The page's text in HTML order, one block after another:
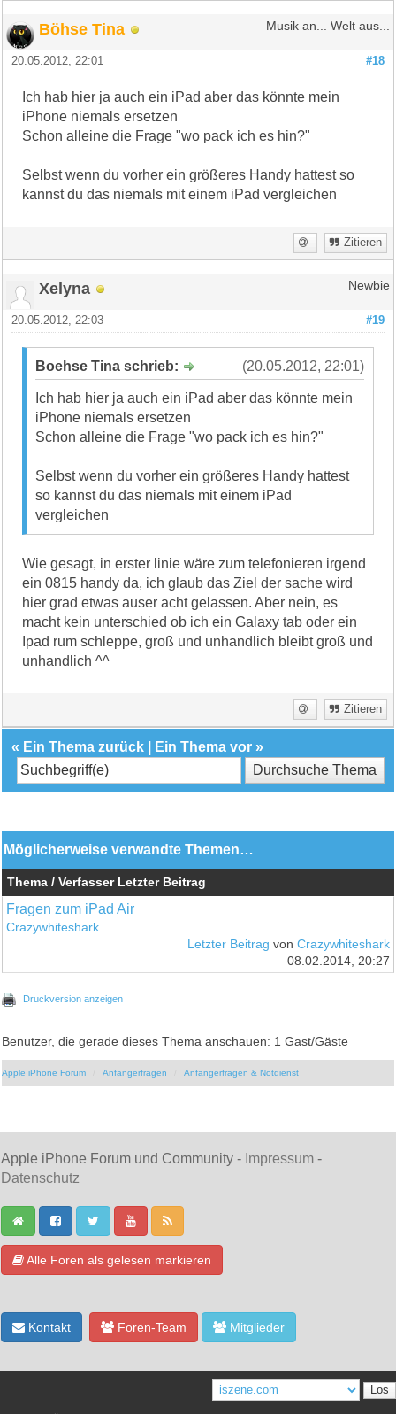
Böhse Tina Musik an... Welt aus...
#18
20.05.2012, 22:01
Ich hab hier ja auch ein iPad aber das könnte mein
iPhone niemals ersetzen
Schon alleine die Frage "wo pack ich es hin?"
Selbst wenn du vorher ein größeres Handy hattest so
kannst du das niemals mit einem iPad vergleichen
Zitieren
Xelyna Newbie
#19
20.05.2012, 22:03
(20.05.2012, 22:01)
Boehse Tina schrieb:
Ich hab hier ja auch ein iPad aber das könnte mein
iPhone niemals ersetzen
Schon alleine die Frage "wo pack ich es hin?"
Selbst wenn du vorher ein größeres Handy hattest
so kannst du das niemals mit einem iPad
vergleichen
Wie gesagt, in erster linie wäre zum telefonieren irgend
ein 0815 handy da, ich glaub das Ziel der sache wird
hier grad etwas auser acht gelassen. Aber nein, es
macht kein unterschied ob ich ein Galaxy tab oder ein
Ipad rum schleppe, groß und unhandlich bleibt groß und
unhandlich ^^
Zitieren
« Ein Thema zurück Ein Thema vor »
Möglicherweise verwandte Themen…
Thema / Verfasser Letzter Beitrag
Fragen zum iPad Air
Crazywhiteshark
Letzter Beitrag von Crazywhiteshark
08.02.2014, 20:27
Druckversion anzeigen
Benutzer, die gerade dieses Thema anschauen: 1 Gast/Gäste
Apple iPhone Forum Anfängerfragen Anfängerfragen & Notdienst
Apple iPhone Forum und Community - Impressum -
Datenschutz
Alle Foren als gelesen markieren
Kontakt Foren-Team Mitglieder